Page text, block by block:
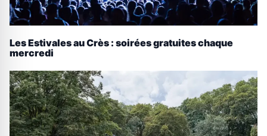
Les Estivales au Crès : soirées gratuites chaque
mercredi